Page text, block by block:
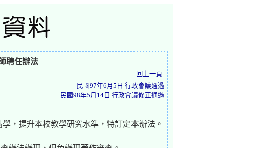
聘任辦法
回上一頁
民國97年6月5日 行政會議通過
民國98年5月14日 行政會議修正通過
，提升本校教學研究水準，特訂定本辦法。